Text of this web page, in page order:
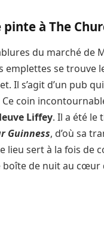
à The
du marché de
emplettes se trouve
Il s’agit d’un pub
Ce coin
Liffey. Il a été le
Guinness, d’où sa
lieu sert à la fois de
de nuit au cœur